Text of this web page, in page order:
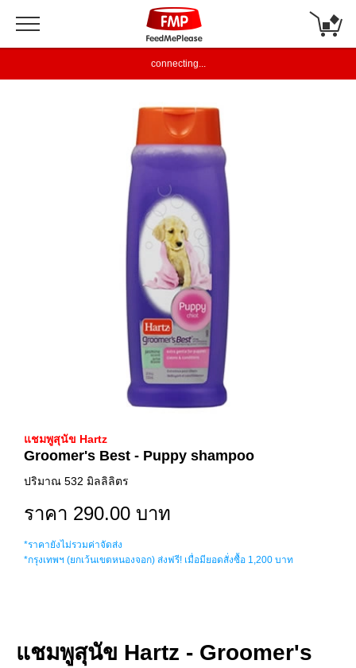
connecting...
แชมพูสุนัข Hartz
Groomer's Best - Puppy shampoo
ปริมาณ 532 มิลลิลิตร
ราคา 290.00 บาท
*ราคายังไม่รวมค่าจัดส่ง
*กรุงเทพฯ (ยกเว้นเขตหนองจอก) ส่งฟรี! เมื่อมียอดสั่งซื้อ 1,200 บาท
แชมพูสุนัข Hartz - Groomer's